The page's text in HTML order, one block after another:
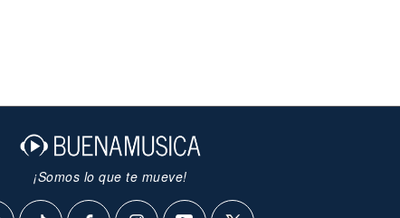
¡Somos lo que te mueve!